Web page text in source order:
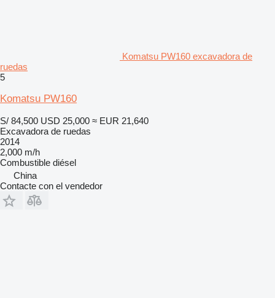
Komatsu PW160 excavadora de
ruedas
5
Komatsu PW160
S/ 84,500 USD 25,000 ≈ EUR 21,640
Excavadora de ruedas
2014
2,000 m/h
Combustible diésel
China
Contacte con el vendedor